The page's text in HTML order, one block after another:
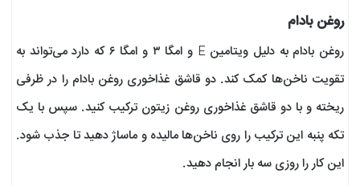
روغن بادام
روغن بادام به دلیل ویتامین E و امگا ۳ و امگا ۶ که دارد می‌تواند به
تقویت ناخن‌ها کمک کند. دو قاشق غذاخوری روغن بادام را در ظرفی
ریخته و با دو قاشق غذاخوری روغن زیتون ترکیب کنید. سپس با یک‌
تکه پنبه این ترکیب را روی ناخن‌ها مالیده و ماساژ دهید تا جذب شود.
این کار را روزی سه بار انجام دهید.